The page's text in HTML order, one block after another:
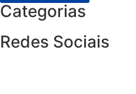
Categorias
Redes Sociais